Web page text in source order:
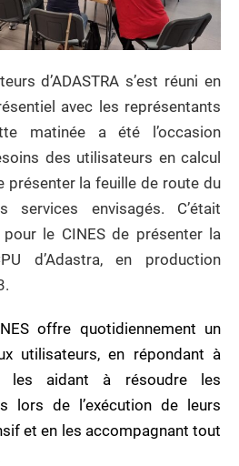
d’ADASTRA s’est réuni en
avec les représentants
matinée a été l’occasion
des utilisateurs en calcul
présenter la feuille de route du
envisagés. C’était
pour le CINES de présenter la
d’Adastra, en production
offre quotidiennement un
utilisateurs, en répondant à
les aidant à résoudre les
lors de l’exécution de leurs
et en les accompagnant tout